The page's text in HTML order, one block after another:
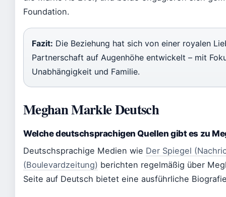
Foundation.
Fazit: Die Beziehung hat sich von einer royalen
Partnerschaft auf Augenhöhe entwickelt – mit
Unabhängigkeit und Familie.
Meghan Markle Deutsch
Welche deutschsprachigen Quellen gibt es zu
Deutschsprachige Medien wie Der Spiegel
(Boulevardzeitung) berichten regelmäßig über
Seite auf Deutsch bietet eine ausführliche